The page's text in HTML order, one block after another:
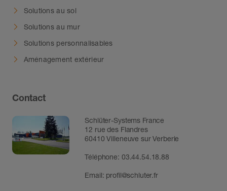
Solutions au sol
Solutions au mur
Solutions personnalisables
Aménagement extérieur
Contact
Schlüter-Systems France
12 rue des Flandres
60410 Villeneuve sur Verberie
Téléphone: 03.44.54.18.88
Email: profil@schluter.fr